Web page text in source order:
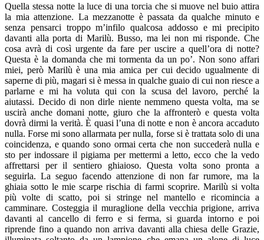
Quella stessa notte la luce di una torcia che si muove nel buio attira
la mia attenzione. La mezzanotte è passata da qualche minuto e
senza pensarci troppo m’infilo qualcosa addosso e mi precipito
davanti alla porta di Marilù. Busso, ma lei non mi risponde. Che
cosa avrà di così urgente da fare per uscire a quell’ora di notte?
Questa è la domanda che mi tormenta da un po’. Non sono affari
miei, però Marilù è una mia amica per cui decido ugualmente di
saperne di più, magari si è messa in qualche guaio di cui non riesce a
parlarne e mi ha voluta qui con la scusa del lavoro, perché la
aiutassi. Decido di non dirle niente nemmeno questa volta, ma se
uscirà anche domani notte, giuro che la affronterò e questa volta
dovrà dirmi la verità. È quasi l’una di notte e non è ancora accaduto
nulla. Forse mi sono allarmata per nulla, forse si è trattata solo di una
coincidenza, e quando sono ormai certa che non succederà nulla e
sto per indossare il pigiama per mettermi a letto, ecco che la vedo
affrettarsi per il sentiero ghiaioso. Questa volta sono pronta a
seguirla. La seguo facendo attenzione di non far rumore, ma la
ghiaia sotto le mie scarpe rischia di farmi scoprire. Marilù si volta
più volte di scatto, poi si stringe nel mantello e ricomincia a
camminare. Costeggia il muraglione della vecchia prigione, arriva
davanti al cancello di ferro e si ferma, si guarda intorno e poi
riprende fino a quando non arriva davanti alla chiesa delle Grazie,